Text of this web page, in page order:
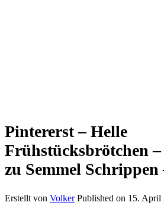
Pintererst – Helle
Frühstücksbrötchen
zu Semmel Schrippen
Erstellt von Volker Published on 15. April